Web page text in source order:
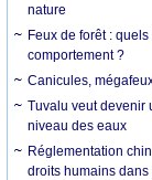
nature
Feux de forêt :
comportement ?
Canicules,
Tuvalu veut devenir
niveau des eaux
Réglementation
droits humains